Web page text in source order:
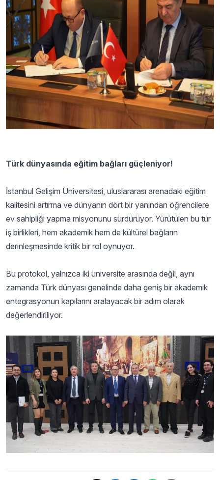
Türk dünyasında eğitim bağları güçleniyor!
İstanbul Gelişim Üniversitesi, uluslararası arenadaki eğitim
kalitesini artırma ve dünyanın dört bir yanından öğrencilere
ev sahipliği yapma misyonunu sürdürüyor. Yürütülen bu tür
iş birlikleri, hem akademik hem de kültürel bağların
derinleşmesinde kritik bir rol oynuyor.
Bu protokol, yalnızca iki üniversite arasında değil, aynı
zamanda Türk dünyası genelinde daha geniş bir akademik
entegrasyonun kapılarını aralayacak bir adım olarak
değerlendiriliyor.